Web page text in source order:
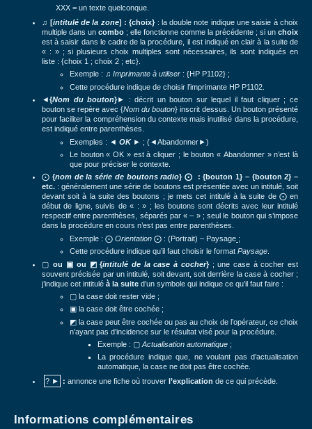
XXX = un texte quelconque.
♫ [intitulé de la zone] : {choix}: la double note indique une saisie à choix
multiple dans un combo ; elle fonctionne comme la précédente ; si un choix
est à saisir dans le cadre de la procédure, il est indiqué en clair à la suite de
« : » ; si plusieurs choix multiples sont nécessaires, ils sont indiqués en
liste : {choix 1 ; choix 2 ; etc}.
Exemple : ♫ Imprimante à utiliser : {HP P1102} ;
Cette procédure indique de choisir l’imprimante HP P1102.
◄{Nom du bouton}► : décrit un bouton sur lequel il faut cliquer ; ce
bouton se repère avec {Nom du bouton} inscrit dessus. Un bouton présenté
pour faciliter la compréhension du contexte mais inutilisé dans la procédure,
est indiqué entre parenthèses.
Exemples : ◄ OK ► ; (◄Abandonner►)
Le bouton « OK » est à cliquer ; le bouton « Abandonner » n’est là
que pour préciser le contexte.
⨀ {nom de la série de boutons radio} ⨀ : {bouton 1} – {bouton 2} –
etc. : généralement une série de boutons est présentée avec un intitulé, soit
devant soit à la suite des boutons ; je mets cet intitulé à la suite de ⨀ en
début de ligne, suivis de « : » ; les boutons sont décrits avec leur intitulé
respectif entre parenthèses, séparés par « – » ; seul le bouton qui s’impose
dans la procédure en cours n’est pas entre parenthèses.
Exemple : ⨀ Orientation ⨀ : (Portrait) – Paysage ;
Cette procédure indique qu’il faut choisir le format Paysage
▢ou ▣ ou ◩{intitulé de la case à cocher}; une case à cocher est
souvent précisée par un intitulé, soit devant, soit derrière la case à cocher ;
j’indique cet intitulé à la suite d’un symbole qui indique ce qu’il faut faire :
▢ la case doit rester vide ;
▣ la case doit être cochée ;
◩ la case peut être cochée ou pas au choix de l’opérateur, ce choix
n’ayant pas d’incidence sur le résultat visé pour la procédure.
Exemple : ▢ Actualisation automatique ;
La procédure indique que, ne voulant pas d’actualisation
automatique, la case ne doit pas être cochée.
? ►
:annonce une fiche où trouverl’explication de ce qui précède.
Informations complémentaires